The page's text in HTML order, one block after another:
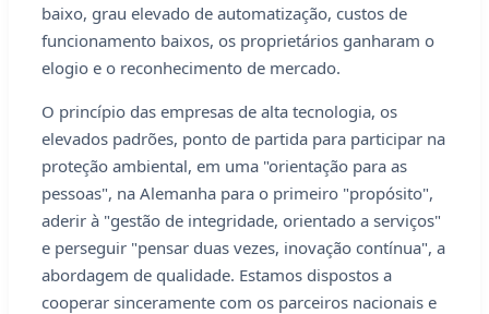
baixo, grau elevado de automatização, custos de
funcionamento baixos, os proprietários ganharam o
elogio e o reconhecimento de mercado.
O princípio das empresas de alta tecnologia, os
elevados padrões, ponto de partida para participar na
proteção ambiental, em uma "orientação para as
pessoas", na Alemanha para o primeiro "propósito",
aderir à "gestão de integridade, orientado a serviços"
e perseguir "pensar duas vezes, inovação contínua", a
abordagem de qualidade. Estamos dispostos a
cooperar sinceramente com os parceiros nacionais e